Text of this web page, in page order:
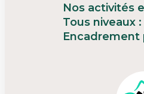
Nos activités
Tous niveaux
Encadrement